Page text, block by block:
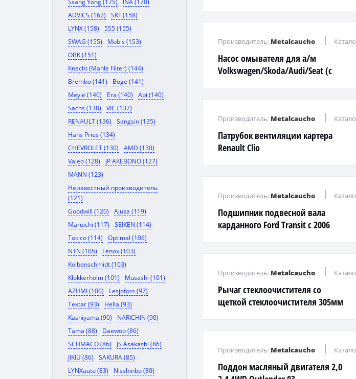
Ssang Yong (175)
INA (170)
ADVICS (162)
SKF (158)
LYNX (158)
555 (155)
SWAG (155)
Mobis (153)
OBK (151)
Knecht (Mahle Filter) (144)
Brembo (141)
Boge (141)
Meyle (140)
Era (140)
Api (140)
Sachs (138)
VIC (137)
RENAULT (136)
Sangsin (135)
Hans Pries (134)
CHEVROLET (130)
AMD (130)
Valeo (128)
JP AKEBONO (127)
MANN (123)
Неизвестный производитель
(121)
Goodwill (120)
Ajusa (119)
Maruichi (117)
SEIKEN (114)
Tokico (114)
Optimal (106)
NTN (105)
Fenox (103)
Kolbenschmidt (103)
Klokkerholm (101)
Musashi (101)
AZUMI (100)
Lesjofors (97)
Textar (93)
Hella (93)
Kashiyama (90)
NARICHIN (90)
Tama (88)
Daewoo (86)
SCHMACO (86)
JS Asakashi (86)
JIKIU (86)
SAKURA (85)
LYNXauto (83)
Nisshinbo (80)
Насос омывателя для а/м
Volkswagen/Skoda/Audi/Seat (с
Производитель: Metalcaucho
Патрубок вентиляции картера
Renault Clio
Производитель: Metalcaucho
Подшипник подвесной вала
карданного Ford Transit c 2006
Производитель: Metalcaucho
Рычаг стеклоочистителя со
щеткой стеклоочистителя 305мм
Производитель: Metalcaucho
Поддон масляный двигателя 2,0
Производитель: Metalcaucho